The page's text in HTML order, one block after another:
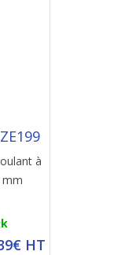
à
mm
HT